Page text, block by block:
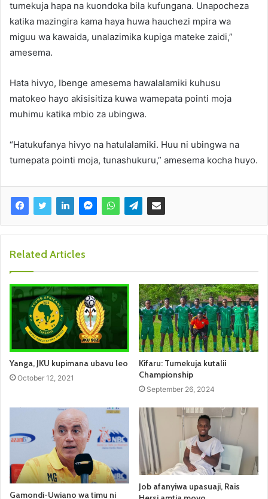
tumekuja hapa na kuondoka bila kufungana. Unapocheza
katika mazingira kama haya huwa hauchezi mpira wa
miguu wa kawaida, unalazimika kupiga mateke zaidi,”
amesema.
Hata hivyo, Ibenge amesema hawalalamiki kuhusu
matokeo hayo akisisitiza kuwa wamepata pointi moja
muhimu katika mbio za ubingwa.
“Hatukufanya hivyo na hatulalamiki. Huu ni ubingwa na
tumepata pointi moja, tunashukuru,” amesema kocha huyo.
Related Articles
Yanga, JKU kupimana ubavu leo
October 12, 2021
Kifaru: Tumekuja kutalii
Championship
September 26, 2024
Gamondi-Uwiano wa timu ni
Job afanyiwa upasuaji, Rais